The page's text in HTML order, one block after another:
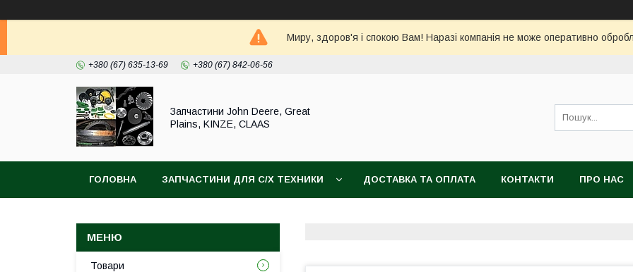
Миру, здоров'я і спокою Вам! Наразі компанія не може оперативно
+380 (67) 635-13-69 +380 (67) 842-06-56
Запчастини John Deere, Great
Plains, KINZE, CLAAS
ГОЛОВНА ЗАПЧАСТИНИ ДЛЯ С/Х ТЕХНИКИ ДОСТАВКА ТА ОПЛАТА КОНТАКТИ ПРО НАС
Товари